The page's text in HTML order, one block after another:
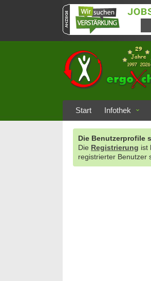
Start Infothek
Die Benutzerprofile
Die Registrierung ist
registrierter Benutzer